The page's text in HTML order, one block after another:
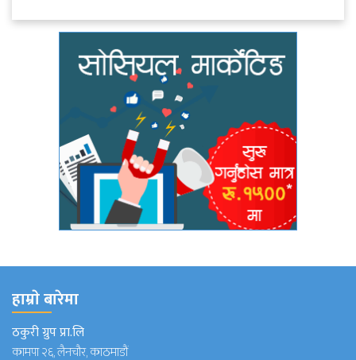
हाम्राे बारेमा
ठकुरी ग्रुप प्रा.लि
कामपा २६, लैनचौर, काठमाडौं